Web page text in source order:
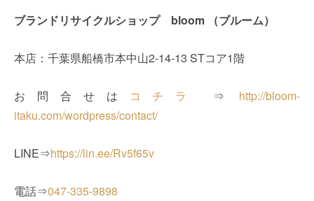
ブランドリサイクルショップ bloom （ブルーム）
本店：千葉県船橋市本中山2-14-13 STコア1階
お問合せは コチラ ⇒ http://bloom-
itaku.com/wordpress/contact/
LINE⇒https://lin.ee/Rv5f65v
電話⇒047-335-9898